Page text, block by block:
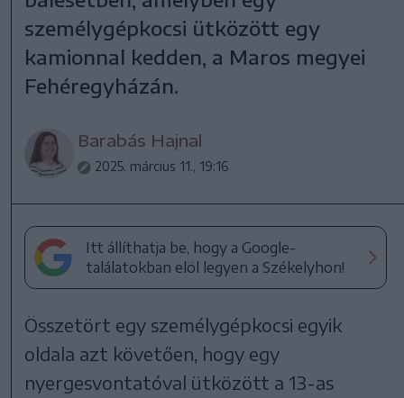
személygépkocsi ütközött egy
kamionnal kedden, a Maros megyei
Fehéregyházán.
Barabás Hajnal
2025. március 11., 19:16
Itt állíthatja be, hogy a Google-
találatokban elöl legyen a Székelyhon!
Összetört egy személygépkocsi egyik
oldala azt követően, hogy egy
nyergesvontatóval ütközött a 13-as